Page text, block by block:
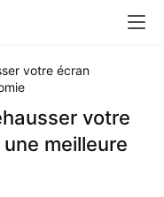
votre écran
votre
meilleure